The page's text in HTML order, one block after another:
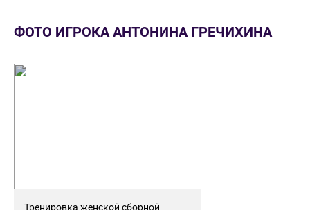
ФОТО ИГРОКА АНТОНИНА ГРЕЧИХИНА
Тренировка женской сборной